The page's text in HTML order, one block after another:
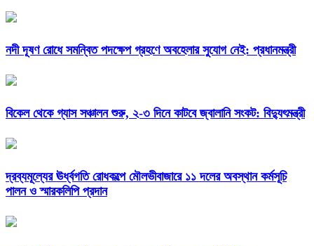
নদী দূষণ রোধে সমন্বিত পদক্ষেপ গ্রহণে অবহেলার সুযোগ নেই: প্রধানমন্ত্রী
বিকেল থেকে গ্যাস সঞ্চালন শুরু, ২-৩ দিনে কাটবে জ্বালানি সংকট: বিদ্যুৎমন্ত্রী
দ্রব্যমূল্যের ঊর্ধ্বগতি রোধকল্পে মৌলভীবাজারে ১১ দলের অবস্থান কর্মসূচি
পালন ও স্মারকলিপি প্রদান